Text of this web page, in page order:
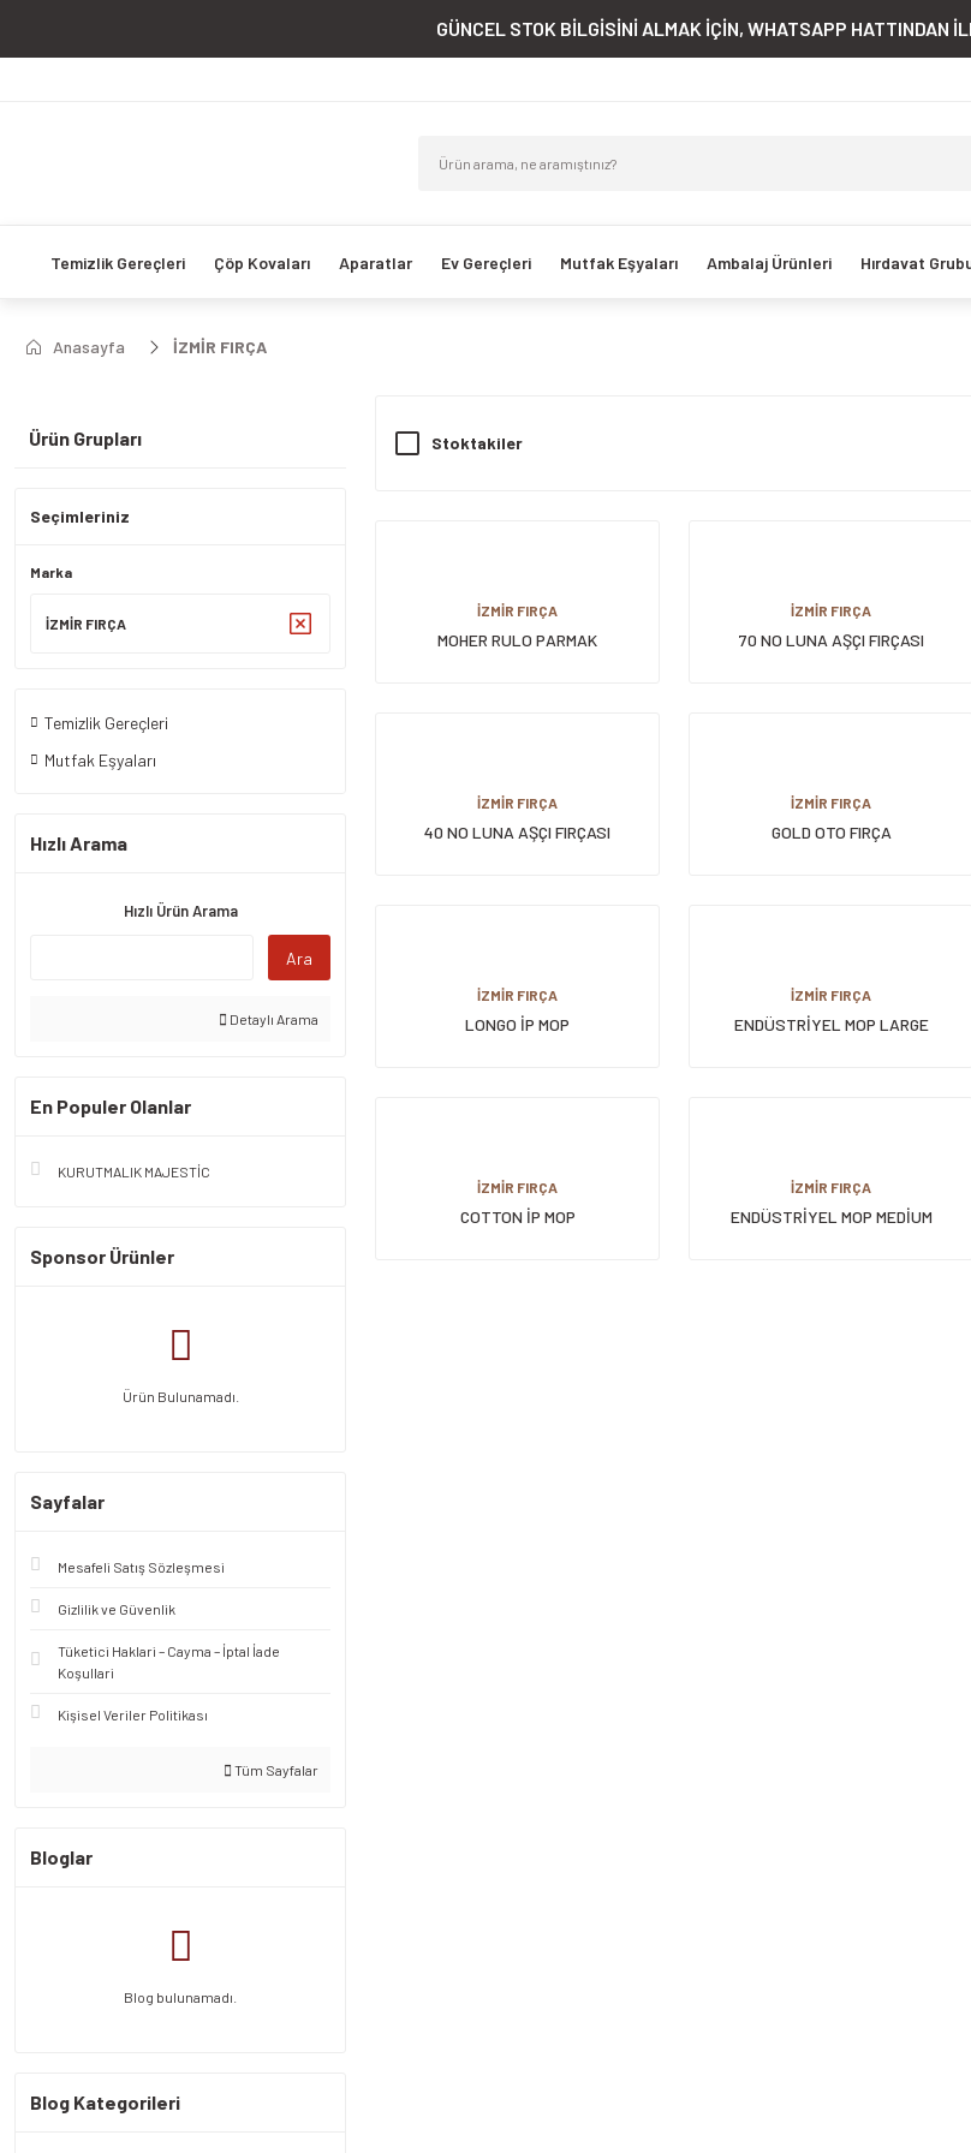
GÜNCEL STOK BİLGİSİNİ ALMAK İÇİN, WHATSAPP HATTINDAN
Temizlik Gereçleri Çöp Kovaları Aparatlar Ev Gereçleri Mutfak Eşyaları Ambalaj Ürünleri Hırdavat
Anasayfa İZMİR FIRÇA
Ürün Grupları
Seçimleriniz
Marka
İZMİR FIRÇA
Temizlik Gereçleri
Mutfak Eşyaları
Hızlı Arama
Hızlı Ürün Arama
Ara
Detaylı Arama
En Populer Olanlar
KURUTMALIK MAJESTİC
Sponsor Ürünler
Ürün Bulunamadı.
Sayfalar
Mesafeli Satış Sözleşmesi
Gizlilik ve Güvenlik
Tüketici Haklari – Cayma – İptal İade
Koşullari
Kişisel Veriler Politikası
Tüm Sayfalar
Bloglar
Blog bulunamadı.
Blog Kategorileri
Stoktakiler
İZMİR FIRÇA
MOHER RULO PARMAK
İZMİR FIRÇA
70 NO LUNA AŞÇI FIRÇASI
İZMİR FIRÇA
40 NO LUNA AŞÇI FIRÇASI
İZMİR FIRÇA
GOLD OTO FIRÇA
İZMİR FIRÇA
LONGO İP MOP
İZMİR FIRÇA
ENDÜSTRİYEL MOP LARGE
İZMİR FIRÇA
COTTON İP MOP
İZMİR FIRÇA
ENDÜSTRİYEL MOP MEDİUM